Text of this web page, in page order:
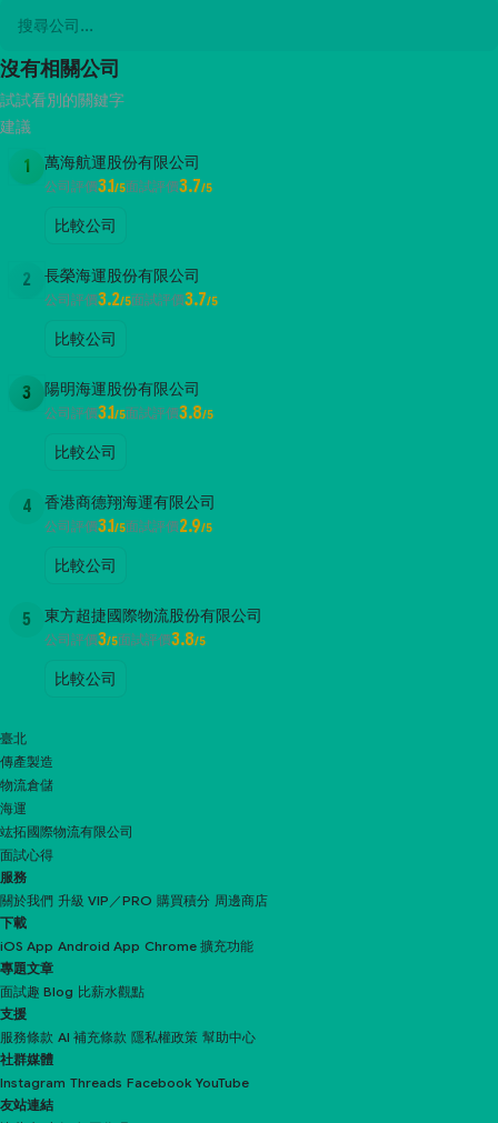
沒有相關公司
試試看別的關鍵字
建議
1 萬海航運股份有限公司
公司評價3.1/5面試評價3.7/5
比較公司
2 長榮海運股份有限公司
公司評價3.2/5面試評價3.7/5
比較公司
3 陽明海運股份有限公司
公司評價3.1/5面試評價3.8/5
比較公司
4 香港商德翔海運有限公司
公司評價3.1/5面試評價2.9/5
比較公司
5 東方超捷國際物流股份有限公司
公司評價3/5面試評價3.8/5
比較公司
臺北
傳產製造
物流倉儲
海運
竑拓國際物流有限公司
面試心得
服務
關於我們 升級 VIP／PRO 購買積分 周邊商店
下載
iOS App Android App Chrome 擴充功能
專題文章
面試趣 Blog 比薪水觀點
支援
服務條款 AI 補充條款 隱私權政策 幫助中心
社群媒體
Instagram Threads Facebook YouTube
友站連結